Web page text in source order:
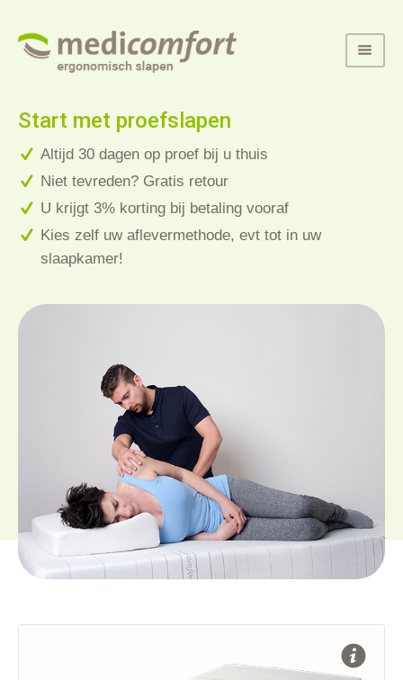
Start met proefslapen
Altijd 30 dagen op proef bij u thuis
Niet tevreden? Gratis retour
U krijgt 3% korting bij betaling vooraf
Kies zelf uw aflevermethode, evt tot in uw
slaapkamer!